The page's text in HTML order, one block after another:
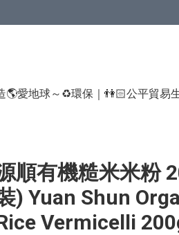
🌎愛地球～♻️環保｜👫🏻公平貿易
順有機糙米米粉
) Yuan Shun
Vermicelli